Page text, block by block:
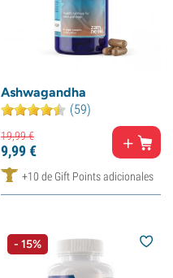
Ashwagandha
(59)
19,99€
9,99€
+10 de Gift Points adicionales
- 15%